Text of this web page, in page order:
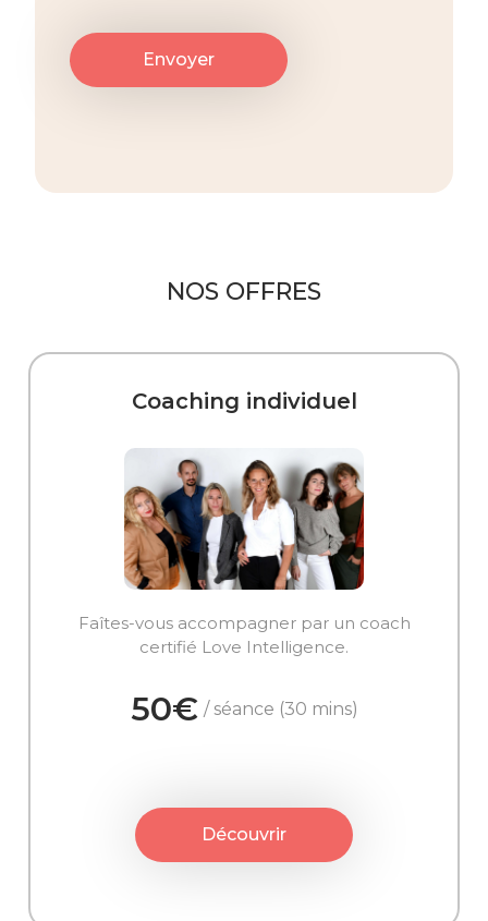
NOS OFFRES
Coaching individuel
Faîtes-vous accompagner par un coach
certifié Love Intelligence.
50€ / séance (30 mins)
Découvrir